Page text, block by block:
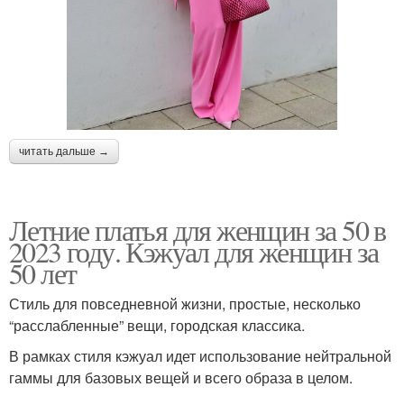
читать дальше →
Летние платья для женщин за 50 в
2023 году. Кэжуал для женщин за
50 лет
Стиль для повседневной жизни, простые, несколько
“расслабленные” вещи, городская классика.
В рамках стиля кэжуал идет использование нейтральной
гаммы для базовых вещей и всего образа в целом.